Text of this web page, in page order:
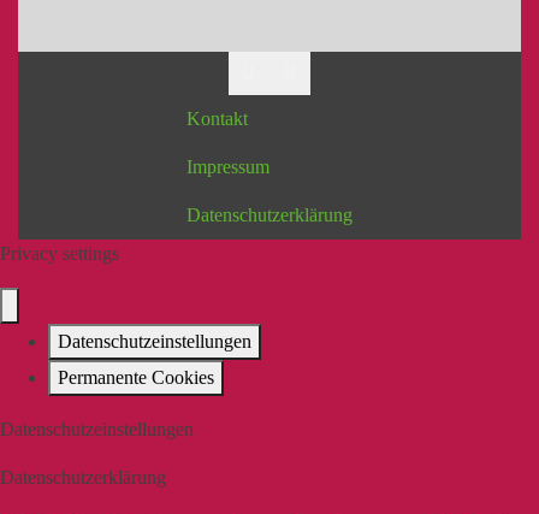
Kontakt
Impressum
Datenschutzerklärung
Privacy settings
Datenschutzeinstellungen
Permanente Cookies
Datenschutzeinstellungen
Datenschutzerklärung